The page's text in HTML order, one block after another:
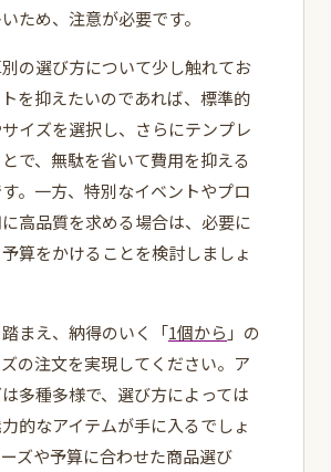
ため、注意が必要です。
の選び方について少し触れてお
を抑えたいのであれば、標準的
イズを選択し、さらにテンプレ
で、無駄を省いて費用を抑える
。一方、特別なイベントやプロ
高品質を求める場合は、必要に
算をかけることを検討しましょ
まえ、納得のいく「1個から 」の
の注文を実現してください。ア
多種多様で、選び方によっては
的なアイテムが手に入るでしょ
ズや予算に合わせた商品選び